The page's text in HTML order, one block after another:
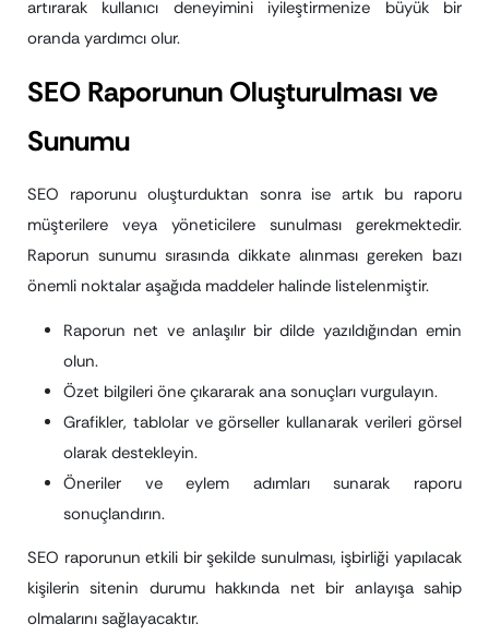
artırarak kullanıcı deneyimini iyileştirmenize büyük bir
oranda yardımcı olur.
SEO Raporunun Oluşturulması ve
Sunumu
SEO raporunu oluşturduktan sonra ise artık bu raporu
müşterilere veya yöneticilere sunulması gerekmektedir.
Raporun sunumu sırasında dikkate alınması gereken bazı
önemli noktalar aşağıda maddeler halinde listelenmiştir.
Raporun net ve anlaşılır bir dilde yazıldığından emin
olun.
Özet bilgileri öne çıkararak ana sonuçları vurgulayın.
Grafikler, tablolar ve görseller kullanarak verileri görsel
olarak destekleyin.
Öneriler ve eylem adımları sunarak raporu
sonuçlandırın.
SEO raporunun etkili bir şekilde sunulması, işbirliği yapılacak
kişilerin sitenin durumu hakkında net bir anlayışa sahip
olmalarını sağlayacaktır.